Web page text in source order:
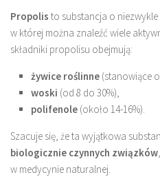
Propolis to substancja o
w której można znaleźć wiele
składniki propolisu obejmują:
żywice roślinne (stanowiące
woski (od 8 do 30%),
polifenole (około 14-16%).
Szacuje się, że ta wyjątkowa
biologicznie czynnych związków
w medycynie naturalnej.